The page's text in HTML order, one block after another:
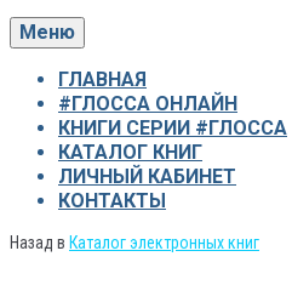
Меню
ГЛАВНАЯ
#ГЛОССА ОНЛАЙН
КНИГИ СЕРИИ #ГЛОССА
КАТАЛОГ КНИГ
ЛИЧНЫЙ КАБИНЕТ
КОНТАКТЫ
Назад в Каталог электронных книг